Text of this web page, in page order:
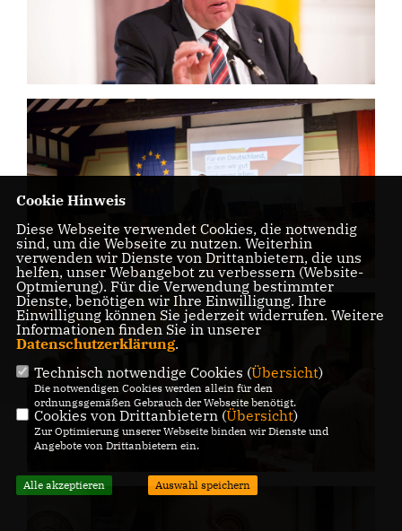
Cookie Hinweis
Diese Webseite verwendet Cookies, die notwendig
sind, um die Webseite zu nutzen. Weiterhin
verwenden wir Dienste von Drittanbietern, die uns
helfen, unser Webangebot zu verbessern (Website-
Optmierung). Für die Verwendung bestimmter
Dienste, benötigen wir Ihre Einwilligung. Ihre
Einwilligung können Sie jederzeit widerrufen. Weitere
Informationen finden Sie in unserer
Datenschutzerklärung.
Technisch notwendige Cookies (Übersicht)
Die notwendigen Cookies werden allein für den
ordnungsgemäßen Gebrauch der Webseite benötigt.
Cookies von Drittanbietern (Übersicht)
Zur Optimierung unserer Webseite binden wir Dienste und
Angebote von Drittanbietern ein.
Alle akzeptieren Auswahl speichern